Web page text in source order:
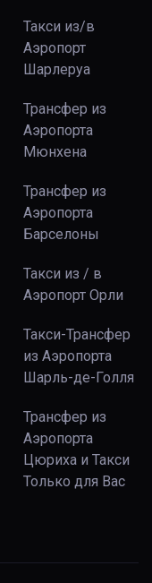
Такси из/в
Аэропорт
Шарлеруа
Трансфер из
Аэропорта
Мюнхена
Трансфер из
Аэропорта
Барселоны
Такси из / в
Аэропорт Орли
Такси-Трансфер
из Аэропорта
Шарль-де-Голля
Трансфер из
Аэропорта
Цюриха и Такси
Только для Вас